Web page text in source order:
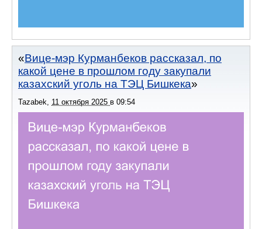
Вице-мэр Курманбеков рассказал, по
какой цене в прошлом году закупали
казахский уголь на ТЭЦ Бишкека
Tazabek, 11 октября 2025 в 09:54